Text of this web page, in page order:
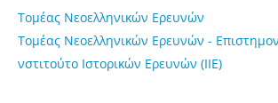
Τομέας Νεοελληνικών Ερευνών
Τομέας Νεοελληνικών Ερευνών -
νστιτούτο Ιστορικών Ερευνών (ΙΙΕ)